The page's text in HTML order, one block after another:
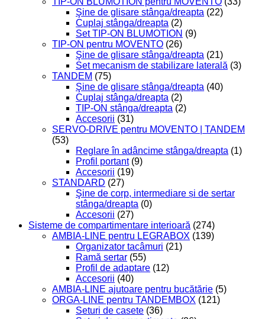
Şine de glisare stânga/dreapta (22)
Cuplaj stânga/dreapta (2)
Set TIP-ON BLUMOTION (9)
TIP-ON pentru MOVENTO (26)
Şine de glisare stânga/dreapta (21)
Set mecanism de stabilizare laterală (3)
TANDEM (75)
Şine de glisare stânga/dreapta (40)
Cuplaj stânga/dreapta (2)
TIP-ON stânga/dreapta (2)
Accesorii (31)
SERVO-DRIVE pentru MOVENTO | TANDEM
(53)
Reglare în adâncime stânga/dreapta (1)
Profil portant (9)
Accesorii (19)
STANDARD (27)
Şine de corp, intermediare și de sertar
stânga/dreapta (0)
Accesorii (27)
Sisteme de compartimentare interioară (274)
AMBIA-LINE pentru LEGRABOX (139)
Organizator tacâmuri (21)
Ramă sertar (55)
Profil de adaptare (12)
Accesorii (40)
AMBIA-LINE ajutoare pentru bucătărie (5)
ORGA-LINE pentru TANDEMBOX (121)
Seturi de casete (36)